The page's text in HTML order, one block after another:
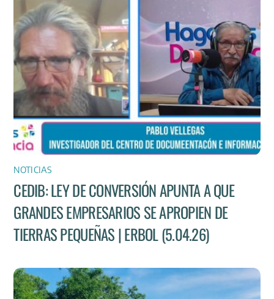
NOTICIAS
CEDIB: LEY DE CONVERSIÓN APUNTA A QUE
GRANDES EMPRESARIOS SE APROPIEN DE
TIERRAS PEQUEÑAS | ERBOL (5.04.26)